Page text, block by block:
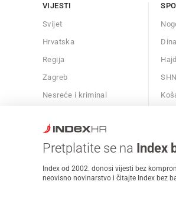
Pretplatite se na Index
Index od 2002. donosi vijesti bez
neovisno novinarstvo i čitajte Index bez
VIJESTI
Svijet
Hrvatska
Regija
Zagreb
Nesreće i kriminal
Kalendar
Afere